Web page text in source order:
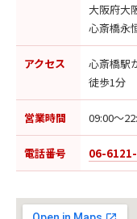
大阪府大
心斎橋永
アクセス
心斎橋駅
徒歩1分
営業時間 09:00〜
電話番号 06-